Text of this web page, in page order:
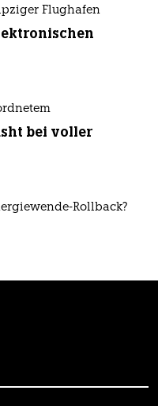
Flughafen
bei voller
Rollback?